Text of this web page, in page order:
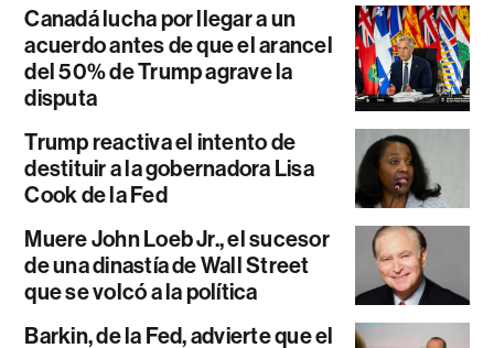
Canadá lucha por llegar a un
acuerdo antes de que el arancel
del 50% de Trump agrave la
disputa
Trump reactiva el intento de
destituir a la gobernadora Lisa
Cook de la Fed
Muere John Loeb Jr., el sucesor
de una dinastía de Wall Street
que se volcó a la política
Barkin, de la Fed, advierte que el